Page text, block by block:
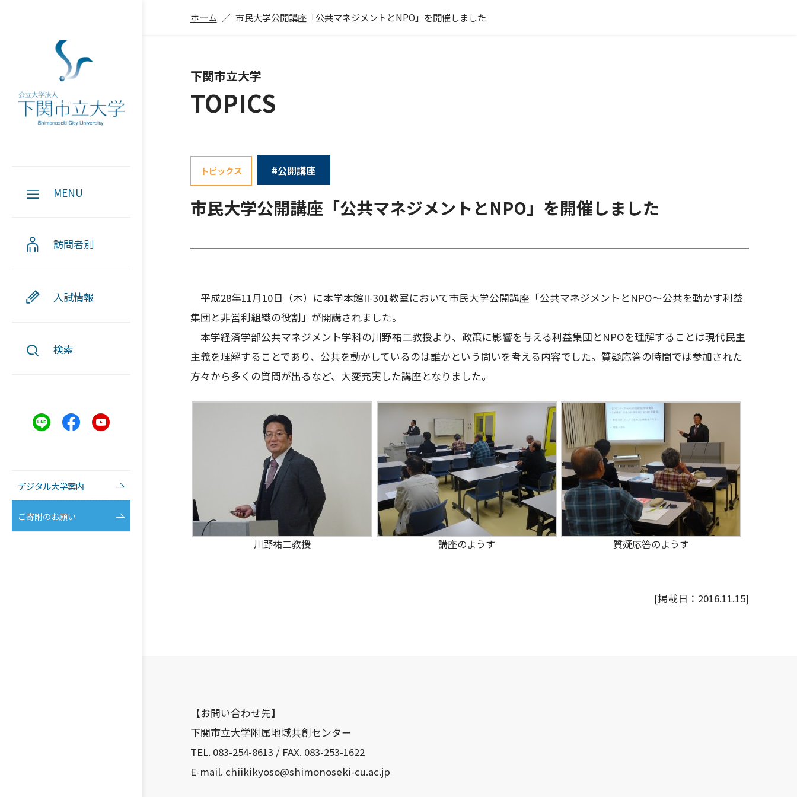
MENU
訪問者別
入試情報
検索
デジタル大学案内
ご寄附のお願い
ホーム 市民大学公開講座「公共マネジメントとNPO」を開催しました
下関市立大学
TOPICS
トピックス #公開講座
市民大学公開講座「公共マネジメントとNPO」を開催しました
平成28年11月10日（木）に本学本館II-301教室において市民大学公開講座「公共マネジメントとNPO～公共を動かす利益
集団と非営利組織の役割」が開講されました。
本学経済学部公共マネジメント学科の川野祐二教授より、政策に影響を与える利益集団とNPOを理解することは現代民主
主義を理解することであり、公共を動かしているのは誰かという問いを考える内容でした。質疑応答の時間では参加された
方々から多くの質問が出るなど、大変充実した講座となりました。
川野祐二教授 講座のようす 質疑応答のようす
[掲載日：2016.11.15]
【お問い合わせ先】
下関市立大学附属地域共創センター
TEL. 083-254-8613 / FAX. 083-253-1622
E-mail. chiikikyoso@shimonoseki-cu.ac.jp